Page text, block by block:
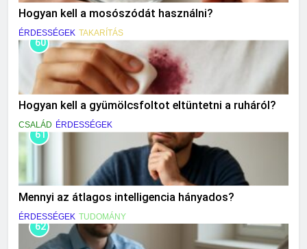
Hogyan kell a mosószódát használni?
ÉRDESSÉGEK TAKARÍTÁS
60
Hogyan kell a gyümölcsfoltot eltüntetni a ruháról?
CSALÁD ÉRDESSÉGEK
61
Mennyi az átlagos intelligencia hányados?
ÉRDESSÉGEK TUDOMÁNY
62